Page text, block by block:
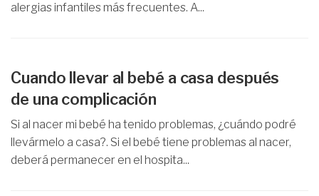
alergias infantiles más frecuentes. A...
Cuando llevar al bebé a casa después
de una complicación
Si al nacer mi bebé ha tenido problemas, ¿cuándo podré
llevármelo a casa?. Si el bebé tiene problemas al nacer,
deberá permanecer en el hospita...